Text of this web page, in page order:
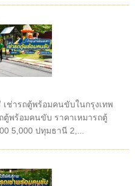
เช่ารถตู้พร้อมคนขับในกรุงเทพ
พร้อมคนขับ ราคาเหมารถตู้
5,000 ปทุมธานี 2,...